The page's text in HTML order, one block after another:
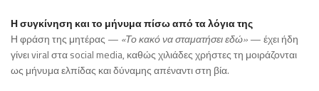
Η συγκίνηση και το μήνυμα πίσω από τα λόγια της
Η φράση της μητέρας — «Το κακό να σταματήσει εδώ»— έχει ήδη
γίνει viral στα social media, καθώς χιλιάδες χρήστες τη μοιράζονται
ως μήνυμα ελπίδας και δύναμης απέναντι στη βία.